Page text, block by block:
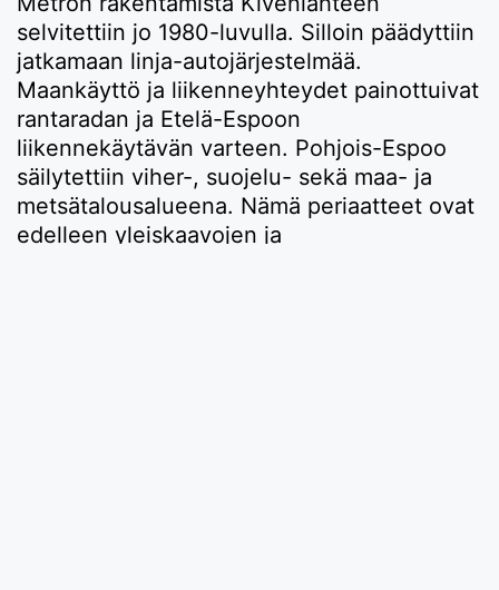
selvitettiin jo 1980-luvulla. Silloin päädyttiin
jatkamaan linja-autojärjestelmää.
Maankäyttö ja liikenneyhteydet painottuivat
rantaradan ja Etelä-Espoon
liikennekäytävän varteen. Pohjois-Espoo
säilytettiin viher-, suojelu- sekä maa- ja
metsätalousalueena. Nämä periaatteet ovat
edelleen yleiskaavojen ja